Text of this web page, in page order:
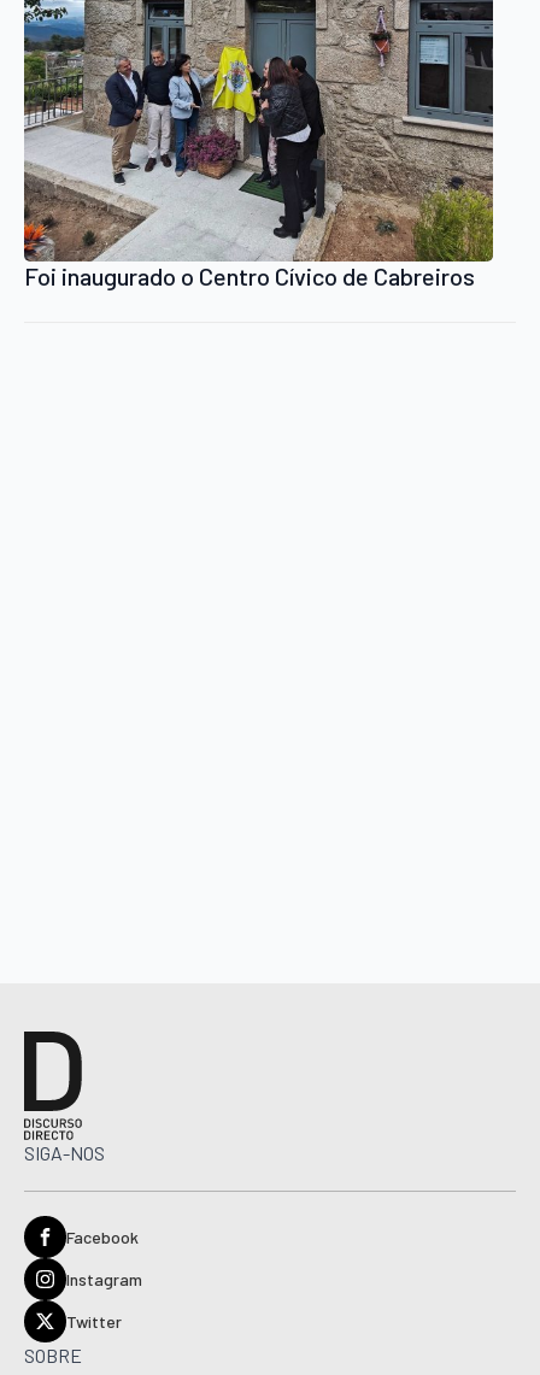
Foi inaugurado o Centro Cívico de Cabreiros
SIGA-NOS
Facebook
Instagram
Twitter
SOBRE